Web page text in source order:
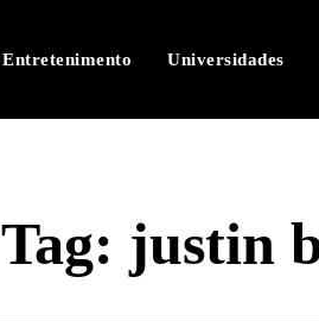
Entretenimento Universidades
Tag: justin